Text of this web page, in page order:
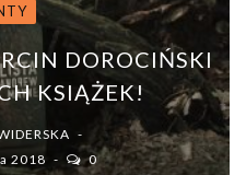
DOROCIŃSKI
KSIĄŻEK!
2018
0